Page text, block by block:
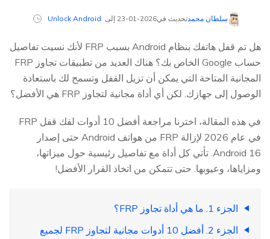
سلطان محمدتحديث في2026-01-23 إلى Unlock Android
هل تم قفل هاتفك بنظام Android بسبب FRP لأنك نسيت تفاصيل
حساب Google الخاص بك؟ هناك العديد من تطبيقات تجاوز FRP
المجانية المتاحة التي يمكن أن تزيل القفل وتسمح لك باستعادة
الوصول إلى جهازك. لكن أي أداة مجانية لتجاوز FRP هي الأفضل؟
في هذه المقالة، اخترنا مراجعة أفضل 10 أدوات لفك قفل FRP
في عام 2026 لإزالة FRP من هواتف Android حتى إصدار
Android 16. تأتي كل أداة مع تفاصيل رئيسية حول ميزاتها،
ومزاياها، وعيوبها. حتى تتمكن من اتخاذ القرار الأفضل!
الجزء 1. ما هي أداة تجاوز FRP؟
الجزء 2. أفضل 10 أدوات مجانية لتجاوز FRP لجميع